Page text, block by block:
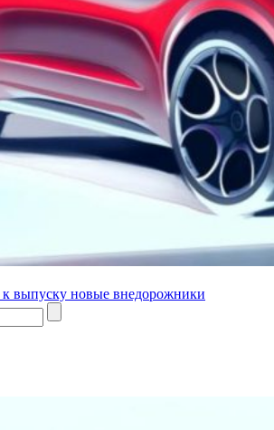
к выпуску новые внедорожники